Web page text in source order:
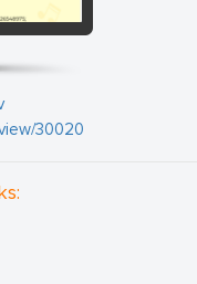
- apmeklējot gan
gan CITA RĪGA
gan Pierīgas zirgu
trenera vadībā,
bērnu laivu treniņ
izbraukumu ārpus
ražotni ar saldējuma
apmeklējumu.
30020